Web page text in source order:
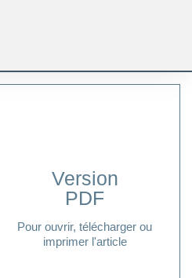
Version
PDF
Pour ouvrir, télécharger ou
imprimer l'article
Cliquer ici